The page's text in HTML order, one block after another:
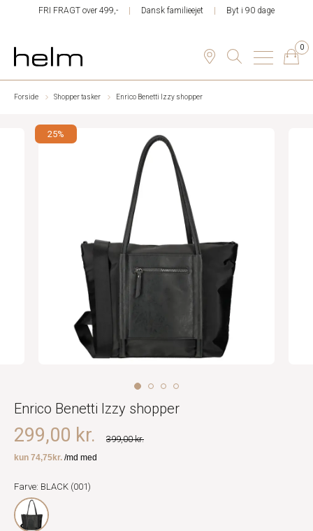
FRI FRAGT over 499,- Dansk familieejet Byt i 90 dage
0
Forside Shopper tasker Enrico Benetti Izzy shopper
25%
Enrico Benetti Izzy shopper
399,00 kr.
299,00 kr.
Farve: BLACK (001)